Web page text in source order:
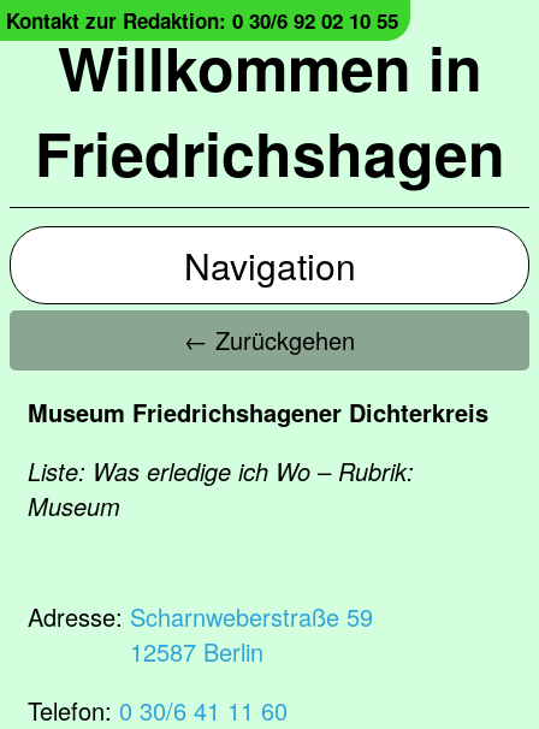
Willkommen in
Friedrichshagen
Kontakt zur Redaktion: 0 30/6 92 02 10 55
Navigation
← Zurückgehen
Museum Friedrichshagener Dichterkreis
Liste: Was erledige ich Wo – Rubrik:
Museum
Adresse: Scharnweberstraße 59
12587 Berlin
Telefon: 0 30/6 41 11 60